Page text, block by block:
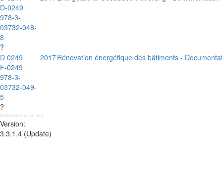
D-0249
978-3-
03732-048-
8
?
D 0249
F-0249
978-3-
03732-049-
5
?
2017Rénovation énergétique des bâtiments -
Aufbereitet in: 61 ms;
Version:
3.3.1.4 (Update)